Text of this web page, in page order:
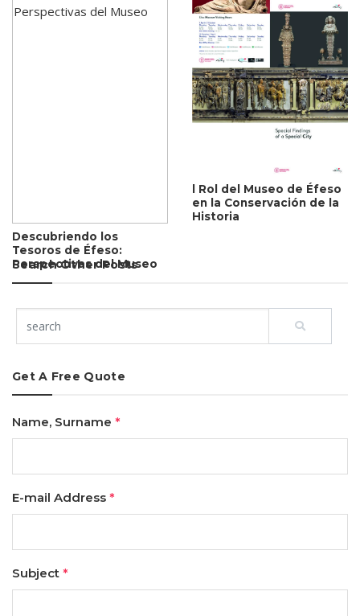
Descubriendo los
Tesoros de Éfeso:
Perspectivas del Museo
l Rol del Museo de Éfeso
en la Conservación de la
Historia
Search Other Posts
Get A Free Quote
Name, Surname *
E-mail Address *
Subject *